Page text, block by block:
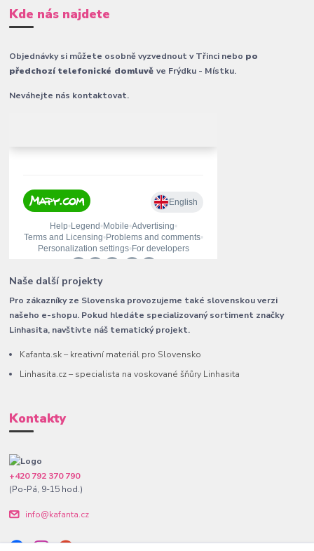
Kde nás najdete
Objednávky si můžete osobně vyzvednout v Třinci nebo po
předchozí telefonické domluvěve Frýdku - Místku.
Neváhejte nás kontaktovat.
Naše další projekty
Pro zákazníky ze Slovenska provozujeme také slovenskou verzi
našeho e-shopu. Pokud hledáte specializovaný sortiment značky
Linhasita, navštivte náš tematický projekt.
Kafanta.sk – kreativní materiál pro Slovensko
Linhasita.cz – specialista na voskované šňůry Linhasita
Kontakty
+420 792 370 790
(Po-Pá, 9-15 hod.)
info@kafanta.cz